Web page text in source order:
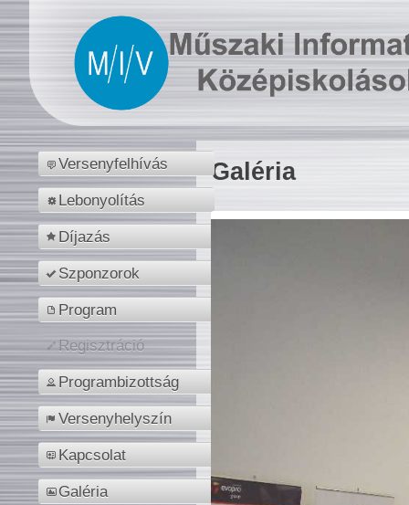
Versenyfelhívás
Lebonyolítás
Díjazás
Szponzorok
Program
Regisztráció
Programbizottság
Versenyhelyszín
Kapcsolat
Galéria
Galéria